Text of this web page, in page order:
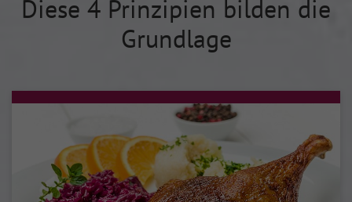
Diese 4 Prinzipien bilden die
Grundlage